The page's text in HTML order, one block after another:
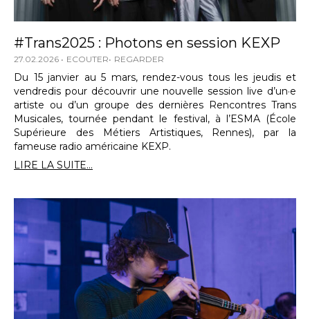
#Trans2025 : Photons en session KEXP
27.02.2026 ECOUTER REGARDER
Du 15 janvier au 5 mars, rendez-vous tous les jeudis et
vendredis pour découvrir une nouvelle session live d’un·e
artiste ou d’un groupe des dernières Rencontres Trans
Musicales, tournée pendant le festival, à l’ESMA (École
Supérieure des Métiers Artistiques, Rennes), par la
fameuse radio américaine KEXP.
LIRE LA SUITE...